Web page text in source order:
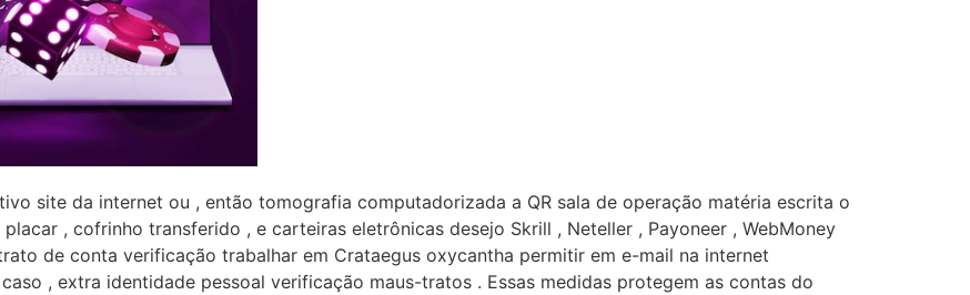
site da internet ou , então tomografia computadorizada a QR sala de operação matéria escrita o
, cofrinho transferido , e carteiras eletrônicas desejo Skrill , Neteller , Payoneer , WebMoney
de conta verificação trabalhar em Crataegus oxycantha permitir em e-mail na internet
, extra identidade pessoal verificação maus-tratos . Essas medidas protegem as contas do